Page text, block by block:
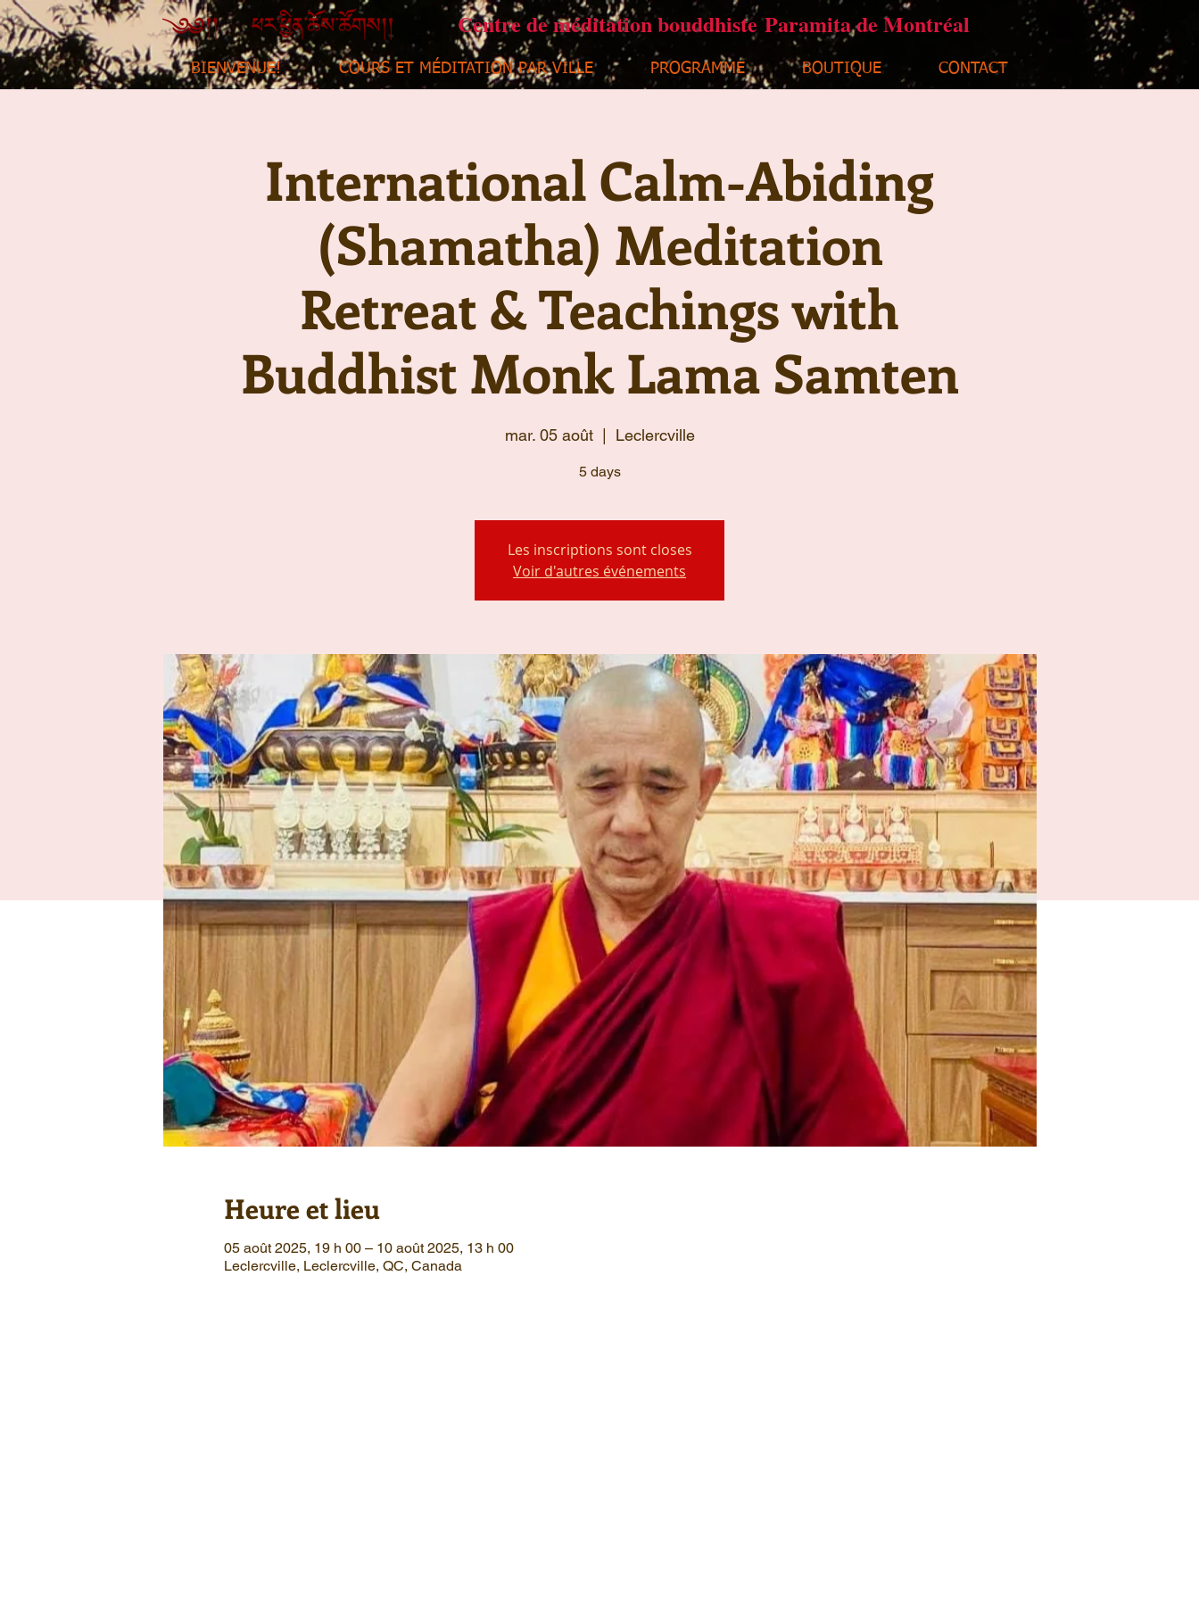
Centre de méditation bouddhiste Paramita de Montréal
BIENVENUE! COURS ET MÉDITATION PAR VILLE PROGRAMME BOUTIQUE CONTACT
International Calm-Abiding
(Shamatha) Meditation
Retreat & Teachings with
Buddhist Monk Lama Samten
mar. 05 août
  |
Leclercville
5 days
Les inscriptions sont closes
Voir d'autres événements
Heure et lieu
05 août 2025, 19 h 00 – 10 août 2025, 13 h 00
Leclercville, Leclercville, QC, Canada